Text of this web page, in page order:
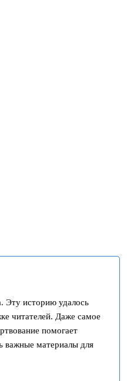
Эту историю удалось
читателей. Даже самое
помогает
важные материалы для